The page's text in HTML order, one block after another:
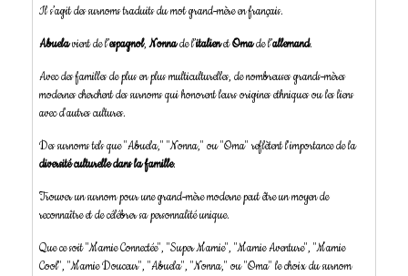
Il s’agit des surnoms traduits du mot grand-mère en français.
Abuelavient de l’espagnol,Nonnade l’italienetOmade l’allemand.
Avec des familles de plus en plus multiculturelles, de nombreuses grands-mères
modernes cherchent des surnoms qui honorent leurs origines ethniques ou les liens
avec d'autres cultures.
Des surnoms tels que "Abuela," "Nonna," ou "Oma" reflètent l'importance de la
diversité culturelledans la famille.
Trouver un surnom pour une grand-mère moderne peut être un moyen de
reconnaître et de célébrer sa personnalité unique.
Que ce soit "Mamie Connectée", "Super Mamie", "Mamie Aventure", "Mamie
Cool", "Mamie Douceur", "Abuela", "Nonna," ou "Oma" le choix du surnom